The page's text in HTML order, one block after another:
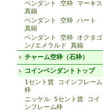
ペンダント 空枠 マーキス
真鍮
ペンダント 空枠 ハート
真鍮
ペンダント 空枠 オクタゴ
ン/エメラルド 真鍮
チャーム空枠（石枠）
コインペンダントトップ
1セント貨 コインフレーム
枠
ニッケル 5セント貨 コイ
ンフレーム枠